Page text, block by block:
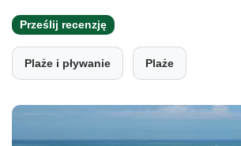
Prześlij recenzję
Plaże i pływanie Plaże